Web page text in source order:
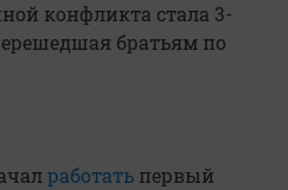
конфликта стала 3-
братьям по
работать первый